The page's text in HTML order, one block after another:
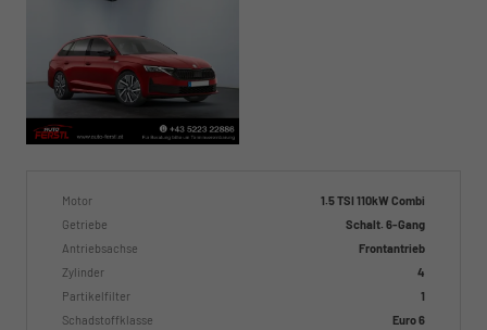
Motor
1.5 TSI 110kW Combi
Getriebe
Schalt. 6-Gang
Antriebsachse
Frontantrieb
Zylinder
4
Partikelfilter
1
Schadstoffklasse
Euro 6